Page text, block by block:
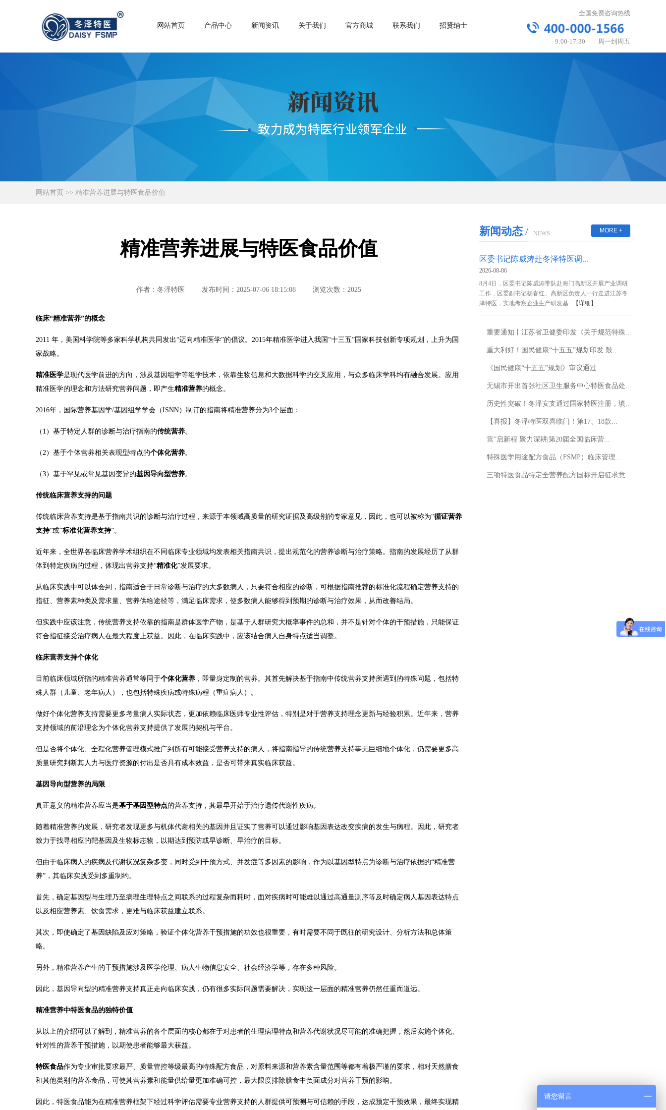
网站首页 产品中心 新闻资讯 关于我们 官方商城 联系我们 招贤纳士
全国免费咨询热线
9:00-17:30 周一到周五
网站首页 >> 精准营养进展与特医食品价值
精准营养进展与特医食品价值
作者：冬泽特医 发布时间：2025-07-06 18:15:08 浏览次数：2025
临床“精准营养”的概念
2011 年，美国科学院等多家科学机构共同发出“迈向精准医学”的倡议。2015年精准医学进入我国“十三五”国家科技创新专项规划，上升为国
家战略。
精准医学是现代医学前进的方向，涉及基因组学等组学技术，依靠生物信息和大数据科学的交叉应用，与众多临床学科均有融合发展。应用
精准医学的理念和方法研究营养问题，即产生精准营养的概念。
2016年，国际营养基因学/基因组学学会（ISNN）制订的指南将精准营养分为3个层面：
（1）基于特定人群的诊断与治疗指南的传统营养。
（2）基于个体营养相关表现型特点的个体化营养。
（3）基于罕见或常见基因变异的基因导向型营养。
传统临床营养支持的问题
传统临床营养支持是基于指南共识的诊断与治疗过程，来源于本领域高质量的研究证据及高级别的专家意见，因此，也可以被称为“循证营养
支持”或“标准化营养支持”。
近年来，全世界各临床营养学术组织在不同临床专业领域均发表相关指南共识，提出规范化的营养诊断与治疗策略。 指南的发展经历了从群
体到特定疾病的过程，体现出营养支持“精准化”发展要求。
从临床实践中可以体会到，指南适合于日常诊断与治疗的大多数病人，只要符合相应的诊断，可根据指南推荐的标准化流程确定营养支持的
指征、营养素种类及需求量、营养供给途径等，满足临床需求，使多数病人能够得到预期的诊断与治疗效果，从而改善结局。
但实践中应该注意，传统营养支持依靠的指南是群体医学产物，是基于人群研究大概率事件的总和，并不是针对个体的干预措施，只能保证
符合指征接受治疗病人在最大程度上获益。因此，在临床实践中，应该结合病人自身特点适当调整。
临床营养支持个体化
目前临床领域所指的精准营养通常等同于个体化营养 ，即量身定制的营养。其首先解决基于指南中传统营养支持所遇到的特殊问题，包括特
殊人群（儿童、老年病人），也包括特殊疾病或特殊病程（重症病人）。
做好个体化营养支持需要更多考量病人实际状态，更加依赖临床医师专业性评估，特别是对于营养支持理念更新与经验积累。 近年来，营养
支持领域的前沿理念为个体化营养支持提供了发展的契机与平台。
但是否将个体化、全程化营养管理模式推广到所有可能接受营养支持的病人，将指南指导的传统营养支持事无巨细地个体化，仍需要更多高
质量研究判断其人力与医疗资源的付出是否具有成本效益，是否可带来真实临床获益。
基因导向型营养的局限
真正意义的精准营养应当是基于基因型特点的营养支持，其最早开始于治疗遗传代谢性疾病。
随着精准营养的发展，研究者发现更多与机体代谢相关的基因并且证实了营养可以通过影响基因表达改变疾病的发生与病程。因此，研究者
致力于找寻相应的靶基因及生物标志物，以期达到预防或早诊断、早治疗的目标。
但由于临床病人的疾病及代谢状况复杂多变，同时受到干预方式、并发症等多因素的影响，作为以基因型特点为诊断与治疗依据的“精准营
养”，其临床实践受到 多重制约。
首先，确定基因型与生理乃至病理生理特点之间联系的过程复杂而耗时，面对疾病时可能难以通过高通量测序等及时确定病人基因表达特点
以及相应营养素、饮食需求，更难与临床获益建立联系。
其次，即使确定了基因缺陷及应对策略，验证个体化营养干预措施的功效也很重要，有时需要不同于既往的研究设计、分析方法和总体策
略。
另外，精准营养产生的干预措施涉及医学伦理、病人生物信息安全、社会经济学等，存在多种风险。
因此，基因导向型的精准营养支持真正走向临床实践，仍有很多实际问题需要解决，实现这一层面的精准营养仍然任重而道远。
精准营养中特医食品的独特价值
从以上的介绍可以了解到，精准营养的各个层面的核心都在于对患者的生理病理特点和营养代谢状况尽可能的准确把握，然后实施个体化、
针对性的营养干预措施，以期使患者能够最大获益。
特医食品作为专业审批要求最严、质量管控等级最高的特殊配方食品，对原料来源和营养素含量范围等都有着极严谨的要求，相对天然膳食
和其他类别的营养食品，可使其营养素和能量供给量更加准确可控，最大限度排除膳食中负面成分对营养干预的影响。
因此，特医食品能为在精准营养框架下经过科学评估需要专业营养支持的人群提供可预测与可信赖的手段，达成预定干预效果，最终实现精
新闻动态 / NEWS MORE +
区委书记陈威涛赴冬泽特医调...
2026-08-06
8月4日，区委书记陈威涛带队赴海门高新区开展产业调研
工作，区委副书记杨春红、高新区负责人一行走进江苏冬
泽特医，实地考察企业生产研发基... 【详细】
重要通知丨江苏省卫健委印发《关于规范特殊...
重大利好！国民健康“十五五”规划印发 鼓...
《国民健康“十五五”规划》审议通过...
无锡市开出首张社区卫生服务中心特医食品处...
历史性突破！冬泽安支通过国家特医注册，填...
【喜报】冬泽特医双喜临门！第17、18款...
营”启新程 聚力深耕|第20届全国临床营...
特殊医学用途配方食品（FSMP）临床管理...
三项特医食品特定全营养配方国标开启征求意...
请您留言